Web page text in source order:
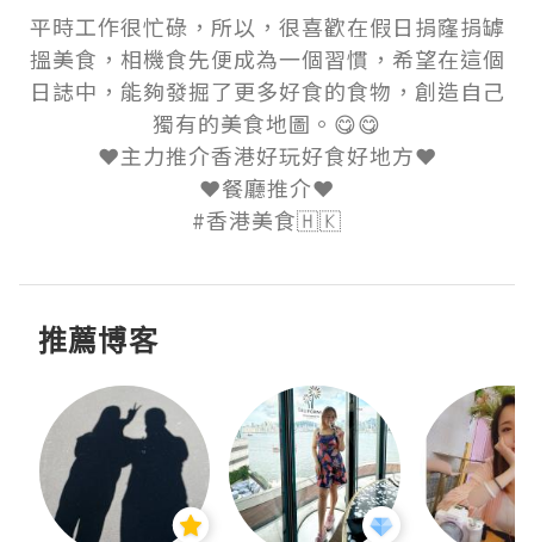
平時工作很忙碌，所以，很喜歡在假日捐窿捐罅
搵美食，相機食先便成為一個習慣，希望在這個
日誌中，能夠發掘了更多好食的食物，創造自己
獨有的美食地圖。😋😋
❤️主力推介香港好玩好食好地方❤️
❤️餐廳推介❤️
#香港美食🇭🇰
推薦博客